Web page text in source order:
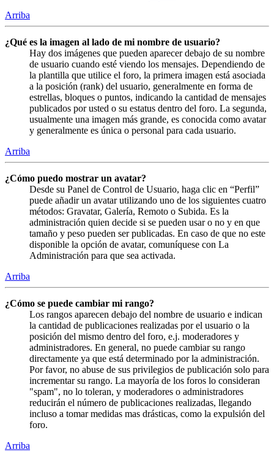
Arriba
¿Qué es la imagen al lado de mi nombre de usuario?
Hay dos imágenes que pueden aparecer debajo de su nombre
de usuario cuando esté viendo los mensajes. Dependiendo de
la plantilla que utilice el foro, la primera imagen está asociada
a la posición (rank) del usuario, generalmente en forma de
estrellas, bloques o puntos, indicando la cantidad de mensajes
publicados por usted o su estatus dentro del foro. La segunda,
usualmente una imagen más grande, es conocida como avatar
y generalmente es única o personal para cada usuario.
Arriba
¿Cómo puedo mostrar un avatar?
Desde su Panel de Control de Usuario, haga clic en “Perfil”
puede añadir un avatar utilizando uno de los siguientes cuatro
métodos: Gravatar, Galería, Remoto o Subida. Es la
administración quien decide si se pueden usar o no y en que
tamaño y peso pueden ser publicadas. En caso de que no este
disponible la opción de avatar, comuníquese con La
Administración para que sea activada.
Arriba
¿Cómo se puede cambiar mi rango?
Los rangos aparecen debajo del nombre de usuario e indican
la cantidad de publicaciones realizadas por el usuario o la
posición del mismo dentro del foro, e.j. moderadores y
administradores. En general, no puede cambiar su rango
directamente ya que está determinado por la administración.
Por favor, no abuse de sus privilegios de publicación solo para
incrementar su rango. La mayoría de los foros lo consideran
"spam", no lo toleran, y moderadores o administradores
reducirán el número de publicaciones realizadas, llegando
incluso a tomar medidas mas drásticas, como la expulsión del
foro.
Arriba